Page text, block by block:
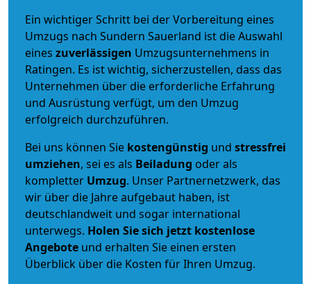
Ein wichtiger Schritt bei der Vorbereitung eines
Umzugs nach Sundern Sauerland ist die Auswahl
eines zuverlässigen Umzugsunternehmens in
Ratingen. Es ist wichtig, sicherzustellen, dass das
Unternehmen über die erforderliche Erfahrung
und Ausrüstung verfügt, um den Umzug
erfolgreich durchzuführen.
Bei uns können Sie kostengünstig und stressfrei
umziehen, sei es als Beiladung oder als
kompletter Umzug. Unser Partnernetzwerk, das
wir über die Jahre aufgebaut haben, ist
deutschlandweit und sogar international
unterwegs. Holen Sie sich jetzt kostenlose
Angebote und erhalten Sie einen ersten
Überblick über die Kosten für Ihren Umzug.